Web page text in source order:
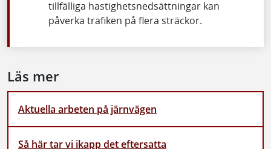
tillfälliga hastighetsnedsättningar kan
påverka trafiken på flera sträckor.
Läs mer
Aktuella arbeten på järnvägen
Så här tar vi ikapp det eftersatta